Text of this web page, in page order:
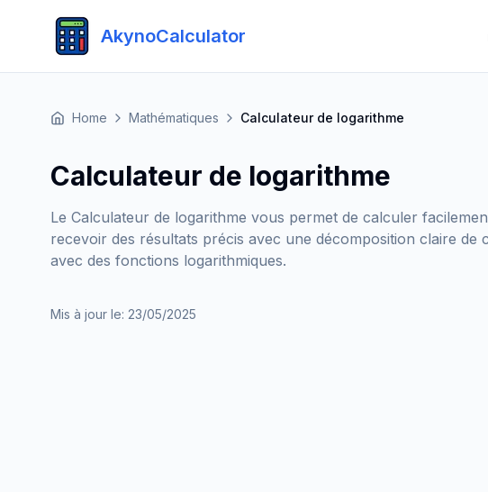
AkynoCalculator
Home Mathématiques Calculateur de logarithme
Calculateur de logarithme
Le Calculateur de logarithme vous permet de calculer
recevoir des résultats précis avec une décomposition claire
avec des fonctions logarithmiques.
Mis à jour le: 23/05/2025